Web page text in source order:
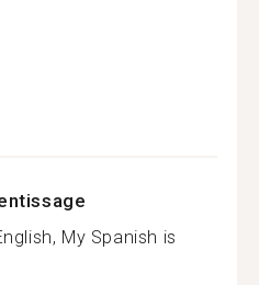
My Spanish is